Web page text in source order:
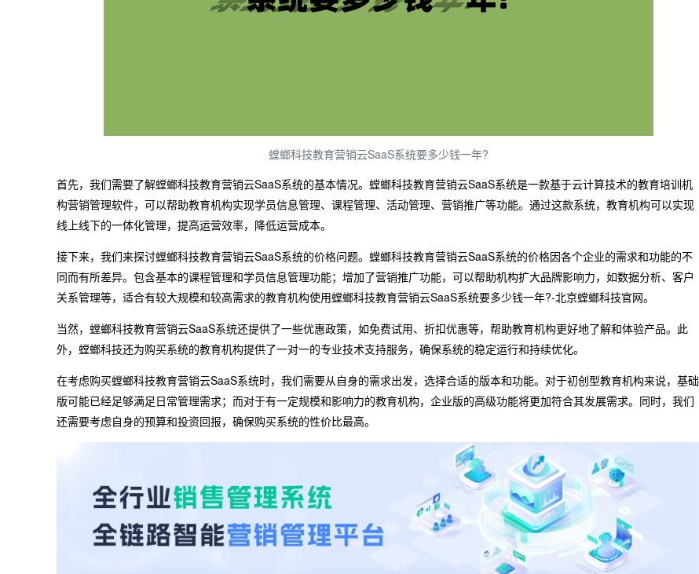
螳螂科技教育营销云SaaS系统要多少钱一年?
首先，我们需要了解螳螂科技教育营销云SaaS系统的基本情况。螳螂科技教育营销云SaaS系统是一款基于云计算技术的教育培训机
构营销管理软件，可以帮助教育机构实现学员信息管理、课程管理、活动管理、营销推广等功能。通过这款系统，教育机构可以实现
线上线下的一体化管理，提高运营效率，降低运营成本。
接下来，我们来探讨螳螂科技教育营销云SaaS系统的价格问题。螳螂科技教育营销云SaaS系统的价格因各个企业的需求和功能的不
同而有所差异。包含基本的课程管理和学员信息管理功能；增加了营销推广功能，可以帮助机构扩大品牌影响力，如数据分析、客户
关系管理等，适合有较大规模和较高需求的教育机构使用螳螂科技教育营销云SaaS系统要多少钱一年?-北京螳螂科技官网。
当然，螳螂科技教育营销云SaaS系统还提供了一些优惠政策，如免费试用、折扣优惠等，帮助教育机构更好地了解和体验产品。此
外，螳螂科技还为购买系统的教育机构提供了一对一的专业技术支持服务，确保系统的稳定运行和持续优化。
在考虑购买螳螂科技教育营销云SaaS系统时，我们需要从自身的需求出发，选择合适的版本和功能。对于初创型教育机构来说，基础
版可能已经足够满足日常管理需求；而对于有一定规模和影响力的教育机构，企业版的高级功能将更加符合其发展需求。同时，我们
还需要考虑自身的预算和投资回报，确保购买系统的性价比最高。